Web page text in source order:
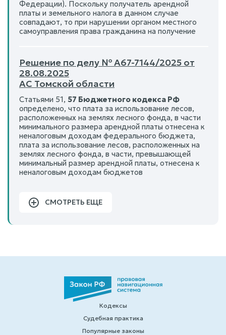
Федерации). Поскольку получатель арендной
платы и земельного налога в данном случае
совпадают, то при нарушении органом местного
самоуправления права гражданина на получение
Решение по делу № А67-7144/2025 от
28.08.2025
АС Томской области
Статьями 51, 57 Бюджетного кодекса РФ
определено, что плата за использование лесов,
расположенных на землях лесного фонда, в части
минимального размера арендной платы отнесена к
неналоговым доходам федерального бюджета,
плата за использование лесов, расположенных на
землях лесного фонда, в части, превышающей
минимальный размер арендной платы, отнесена к
неналоговым доходам бюджетов
СМОТРЕТЬ ЕЩЕ
Кодексы
Судебная практика
Популярные законы